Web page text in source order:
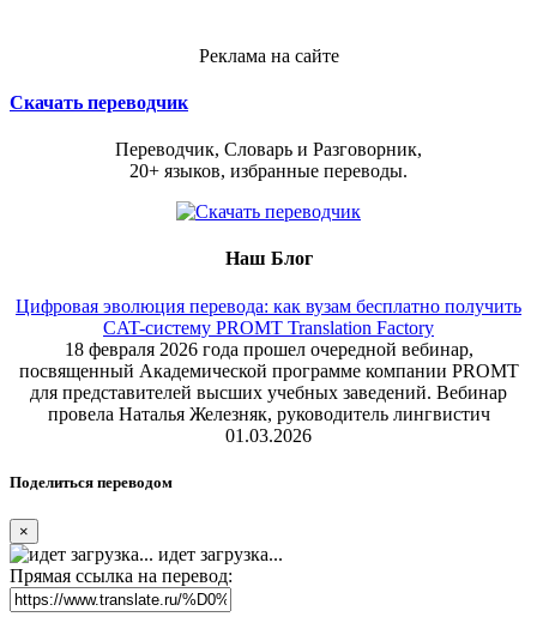
Реклама на сайте
Скачать переводчик
Переводчик, Словарь и Разговорник,
20+ языков, избранные переводы.
Наш Блог
Цифровая эволюция перевода: как вузам бесплатно получить
CAT-систему PROMT Translation Factory
18 февраля 2026 года прошел очередной вебинар,
посвященный Академической программе компании PROMT
для представителей высших учебных заведений. Вебинар
провела Наталья Железняк, руководитель лингвистич
01.03.2026
Поделиться переводом
×
идет загрузка...
Прямая ссылка на перевод: